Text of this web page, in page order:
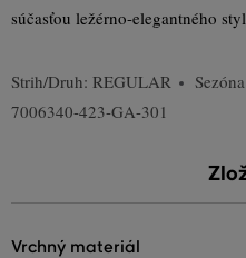
súčasťou ležérno-elegantného
Strih/Druh: REGULAR
7006340-423-GA-301
vrchný materiál